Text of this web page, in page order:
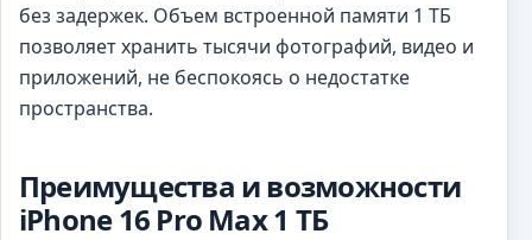
без задержек. Объем встроенной памяти 1 ТБ
позволяет хранить тысячи фотографий, видео и
приложений, не беспокоясь о недостатке
пространства.
Преимущества и возможности
iPhone 16 Pro Max 1 ТБ